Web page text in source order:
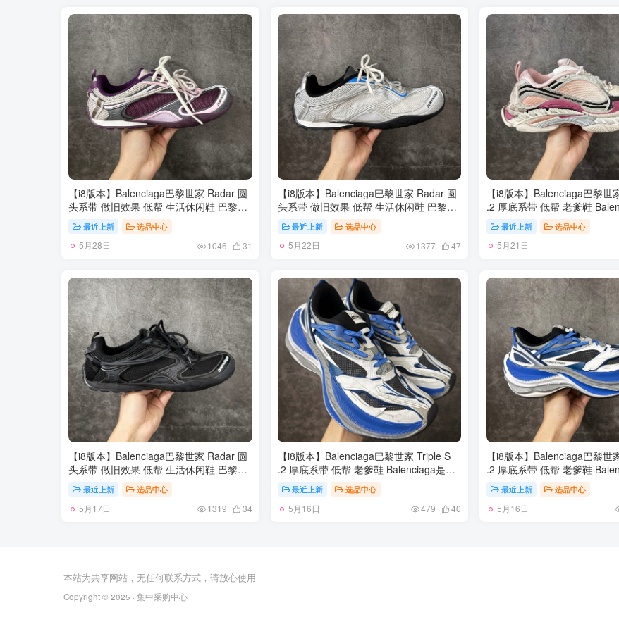
【i8版本】Balenciaga巴黎世家 Radar 圆
头系带 做旧效果 低帮 生活休闲鞋 巴黎世
家25代 轻薄款经典黑出货 这个非常适合
春夏季 很薄很轻 摆脱了巴黎世家往昔那种
笨重的观念 尺码：35-40
最近上新 选品中心
5月28日 1046 31
【i8版本】Balenciaga巴黎世家 Radar 圆
头系带 做旧效果 低帮 生活休闲鞋 巴黎世
家25代 轻薄款经典黑出货 这个非常适合
春夏季 很薄很轻 摆脱了巴黎世家往昔那种
笨重的观念 尺码：35-46
最近上新 选品中心
5月22日 1377 47
【i8版本】Balenciaga巴黎世
.2 厚底系带 低帮 老爹鞋
被誉为代表二十世纪的伟大天
CristobalBalenciaga 创立的，
的大半个世纪以来，巴黎世家
在15年王大仁卸任品牌设计师
风格发生了翻天覆地的变化，
超高的街头风T恤、老爹鞋等
大时装周和时尚圈 货号：
865849WTRS21011 尺码：
39 40 41 42 43 44 45 46
最近上新 选品中心
5月21日
【i8版本】Balenciaga巴黎世家 Radar 圆
头系带 做旧效果 低帮 生活休闲鞋 巴黎世
家25代 轻薄款经典黑出货 这个非常适合
春夏季 很薄很轻 摆脱了巴黎世家往昔那种
笨重的观念 尺码：35-46
最近上新 选品中心
5月17日 1319 34
【i8版本】Balenciaga巴黎世家 Triple S
.2 厚底系带 低帮 老爹鞋 Balenciaga是由
被誉为代表二十世纪的伟大天才设计师
CristobalBalenciaga 创立的，在品牌创立
的大半个世纪以来，巴黎世家一直以时
最近上新 选品中心
5月16日 479 40
【i8版本】Balenciaga巴黎世
.2 厚底系带 低帮 老爹鞋
被誉为代表二十世纪的伟大天
CristobalBalenciaga 创立的，
的大半个世纪以来，巴黎世家
最近上新 选品中心
5月16日
本站为共享网站，无任何联系方式，请放心使用
Copyright © 2025 · 集中采购中心